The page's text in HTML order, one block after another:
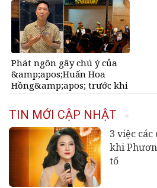
cao&amp;apos;
Phát ngôn gây chú ý của
&amp;apos;Huấn Hoa
Hồng&amp;apos; trước khi
xã hội
TIN MỚI CẬP NHẬT
3 việc các
khi
tố